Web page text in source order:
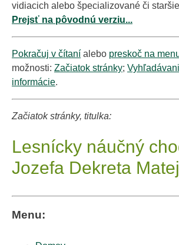
vidiacich alebo špecializované či
Prejsť na pôvodnú verziu...
Pokračuj v čítaní alebo preskoč na
možnosti: Začiatok stránky;
informácie.
Začiatok stránky, titulka:
Lesnícky náučný
Jozefa Dekreta
Menu: